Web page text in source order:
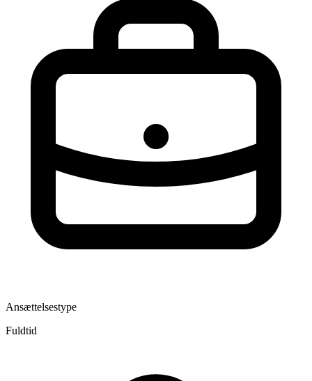
Ansættelsestype
Fuldtid